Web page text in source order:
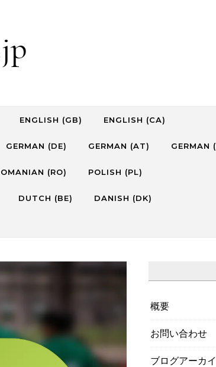
ENGLISH (GB) ENGLISH (CA)
GERMAN (DE) GERMAN (AT) GERMAN
(RO) POLISH (PL)
DUTCH (BE) DANISH (DK)
概要
お問い合わせ
ブログアーカ